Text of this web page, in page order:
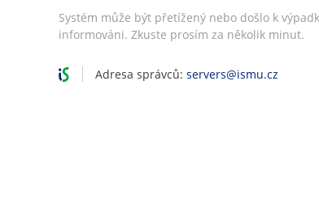
Systém může být přetížený nebo došlo k
informováni. Zkuste prosím za několik minut.
Adresa správců:servers@ismu.cz